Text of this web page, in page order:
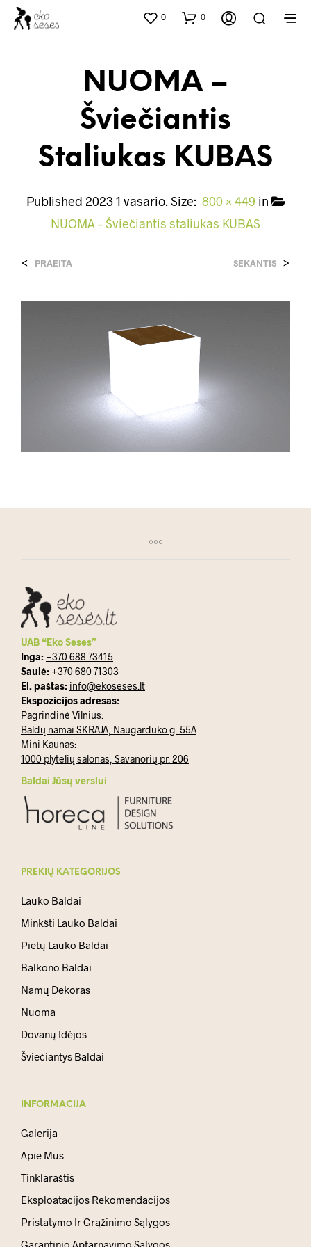
0 0
NUOMA –
Šviečiantis
Staliukas KUBAS
Published 2023 1 vasario. Size: 800 × 449 in
NUOMA – Šviečiantis staliukas KUBAS
< PRAEITA SEKANTIS >
UAB “Eko Seses”
Inga: +370 688 73415
Saulė: +370 680 71303
El. paštas: info@ekoseses.lt
Ekspozicijos adresas:
Pagrindinė Vilnius:
Baldų namai SKRAJA, Naugarduko g. 55A
Mini Kaunas:
1000 plytelių salonas, Savanorių pr. 206
Baldai Jūsų verslui
PREKIŲ KATEGORIJOS
Lauko Baldai
Minkšti Lauko Baldai
Pietų Lauko Baldai
Balkono Baldai
Namų Dekoras
Nuoma
Dovanų Idėjos
Šviečiantys Baldai
INFORMACIJA
Galerija
Apie Mus
Tinklaraštis
Eksploatacijos Rekomendacijos
Pristatymo Ir Grąžinimo Sąlygos
Garantinio Aptarnavimo Sąlygos